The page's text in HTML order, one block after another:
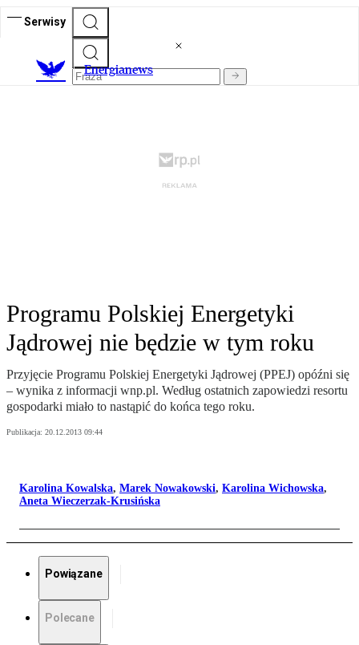
Serwisy
Energianews
Programu Polskiej Energetyki
Jądrowej nie będzie w tym roku
Przyjęcie Programu Polskiej Energetyki Jądrowej (PPEJ) opóźni się
– wynika z informacji wnp.pl. Według ostatnich zapowiedzi resortu
gospodarki miało to nastąpić do końca tego roku.
Publikacja: 20.12.2013 09:44
Karolina Kowalska, Marek Nowakowski, Karolina Wichowska,
Aneta Wieczerzak-Krusińska
Powiązane
Polecane